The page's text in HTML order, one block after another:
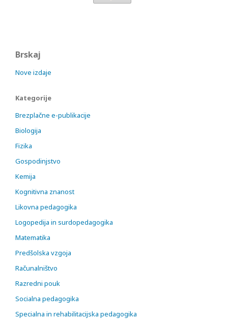
Brskaj
Nove izdaje
Kategorije
Brezplačne e-publikacije
Biologija
Fizika
Gospodinjstvo
Kemija
Kognitivna znanost
Likovna pedagogika
Logopedija in surdopedagogika
Matematika
Predšolska vzgoja
Računalništvo
Razredni pouk
Socialna pedagogika
Specialna in rehabilitacijska pedagogika